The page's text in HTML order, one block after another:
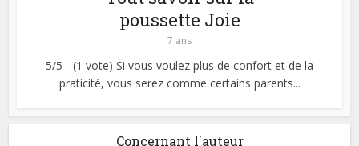
poussette Joie
7 ans
5/5 - (1 vote) Si vous voulez plus de confort et de la
praticité, vous serez comme certains parents...
Concernant l'auteur